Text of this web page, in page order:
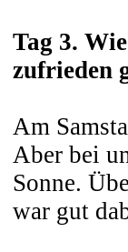
Tag 3.
zufrieden
Am
Aber bei
Sonne.
war gut